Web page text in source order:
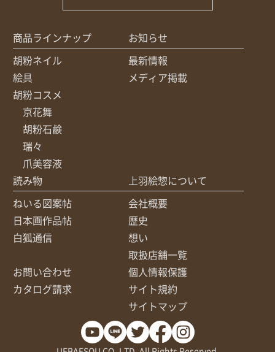
商品ラインナップ
胡粉ネイル
絵具
胡粉コスメ
京花舞
胡粉石鹸
瑞々
爪美容液
お知らせ
最新情報
メディア掲載
読み物
ねいる図案帖
日本画作品帖
白狐通信
上羽絵惣について
会社概要
歴史
想い
取扱店舗一覧
お問い合わせ
カタログ請求
個人情報保護
サイト規約
サイトマップ